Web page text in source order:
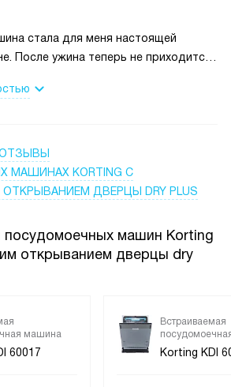
стала для меня настоящей
После ужина теперь не приходится
а три корзины позволяют удобно
посуды немного, и это реально
выбранную программу и
Таймер отсрочки запуска
было запустить мойку ночью,
делам.
выбираю быструю мойку или эко
чистой, даже если что-то было
посуды использовал режим Baby
KORTING С
ДВЕРЦЫ DRY PLUS
посудомоечных машин Korting
открыванием дверцы dry
машина
60017
Встраиваемая
Korting KDI